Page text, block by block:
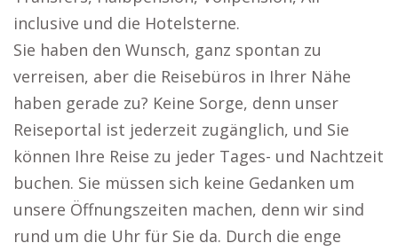
inclusive und die Hotelsterne.
Sie haben den Wunsch, ganz spontan zu
verreisen, aber die Reisebüros in Ihrer Nähe
haben gerade zu? Keine Sorge, denn unser
Reiseportal ist jederzeit zugänglich, und Sie
können Ihre Reise zu jeder Tages- und Nachtzeit
buchen. Sie müssen sich keine Gedanken um
unsere Öffnungszeiten machen, denn wir sind
rund um die Uhr für Sie da. Durch die enge